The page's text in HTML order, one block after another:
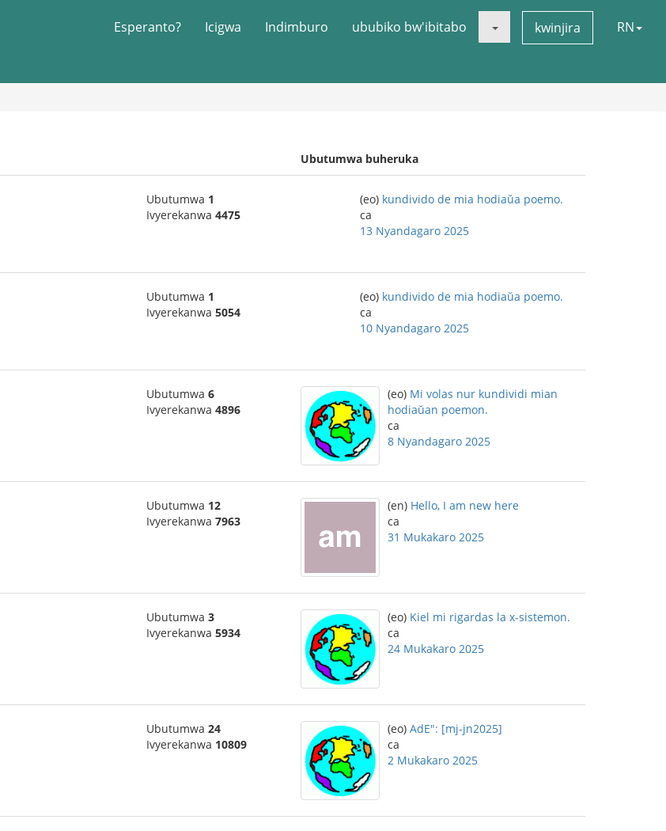
Esperanto? Icigwa Indimburo ububiko bw'ibitabo kwinjira RN
Ubutumwa buheruka
Ubutumwa 1
Ivyerekanwa 4475
(eo) kundivido de mia hodiaŭa poemo.
ca
13 Nyandagaro 2025
Ubutumwa 1
Ivyerekanwa 5054
(eo) kundivido de mia hodiaŭa poemo.
ca
10 Nyandagaro 2025
Ubutumwa 6
Ivyerekanwa 4896
(eo) Mi volas nur kundividi mian
hodiaŭan poemon.
ca
8 Nyandagaro 2025
Ubutumwa 12
Ivyerekanwa 7963
(en) Hello, I am new here
ca
31 Mukakaro 2025
Ubutumwa 3
Ivyerekanwa 5934
(eo) Kiel mi rigardas la x-sistemon.
ca
24 Mukakaro 2025
Ubutumwa 24
Ivyerekanwa 10809
(eo) AdE": [mj-jn2025]
ca
2 Mukakaro 2025